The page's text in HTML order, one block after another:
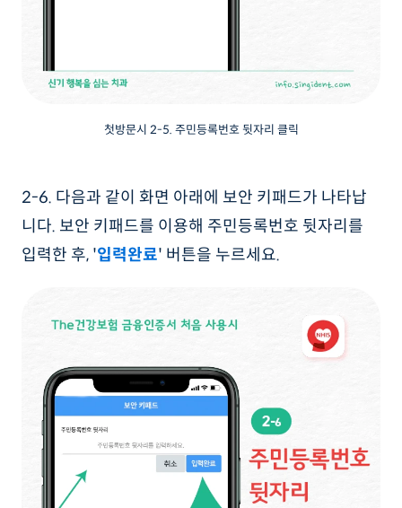
첫방문시 2-5. 주민등록번호 뒷자리 클릭
2-6. 다음과 같이 화면 아래에 보안 키패드가 나타납
니다. 보안 키패드를 이용해 주민등록번호 뒷자리를
입력한 후, '입력완료' 버튼을 누르세요.